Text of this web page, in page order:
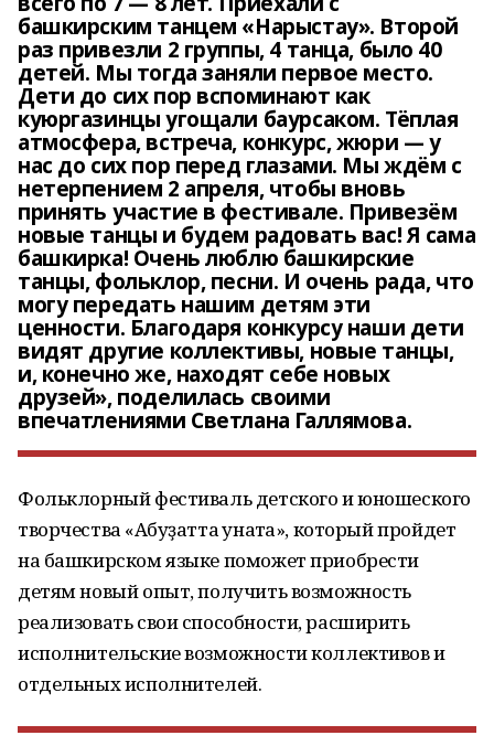
башкирским танцем «Нарыстау». Второй
раз привезли 2 группы, 4 танца, было 40
детей. Мы тогда заняли первое место.
Дети до сих пор вспоминают как
куюргазинцы угощали баурсаком. Тёплая
атмосфера, встреча, конкурс, жюри — у
нас до сих пор перед глазами. Мы ждём с
нетерпением 2 апреля, чтобы вновь
принять участие в фестивале. Привезём
новые танцы и будем радовать вас! Я сама
башкирка! Очень люблю башкирские
танцы, фольклор, песни. И очень рада, что
могу передать нашим детям эти
ценности. Благодаря конкурсу наши дети
видят другие коллективы, новые танцы,
и, конечно же, находят себе новых
друзей», поделилась своими
впечатлениями Светлана Галлямова.
Фольклорный фестиваль детского и юношеского
творчества «Аҡбуҙатта ҡунаҡта», который пройдет
на башкирском языке поможет приобрести
детям новый опыт, получить возможность
реализовать свои способности, расширить
исполнительские возможности коллективов и
отдельных исполнителей.